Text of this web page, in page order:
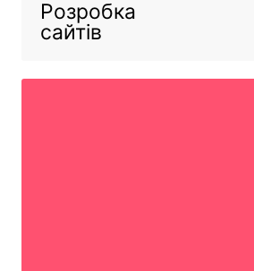
Розробка
сайтів